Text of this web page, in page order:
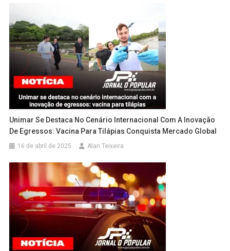
Unimar Se Destaca No Cenário Internacional Com A Inovação
De Egressos: Vacina Para Tilápias Conquista Mercado Global
16 de abril de 2025 Alan Teixeira